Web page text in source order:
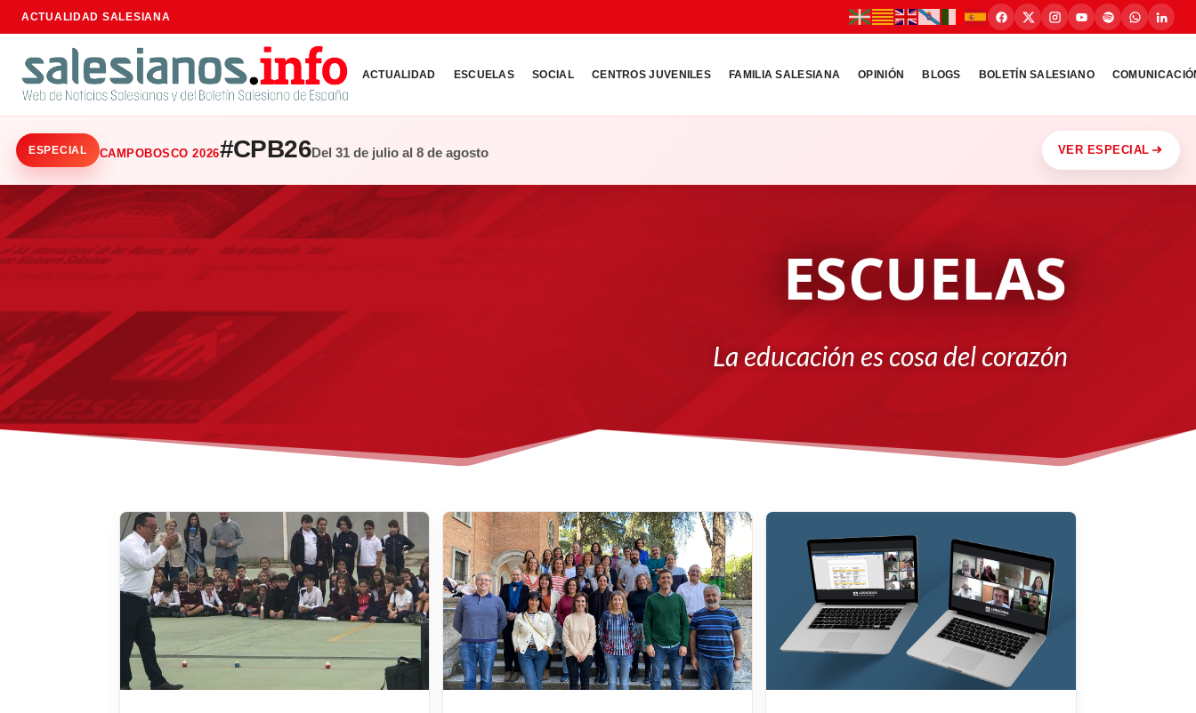
ACTUALIDAD SALESIANA
ACTUALIDAD ESCUELAS SOCIAL CENTROS JUVENILES FAMILIA SALESIANA OPINIÓN BLOGS BOLETÍN SALESIANO
ESPECIAL CAMPOBOSCO 2026#CPB26Del 31 de julio al 8 de agosto VER ESPECIAL
ESCUELAS
La educación es cosa del corazón